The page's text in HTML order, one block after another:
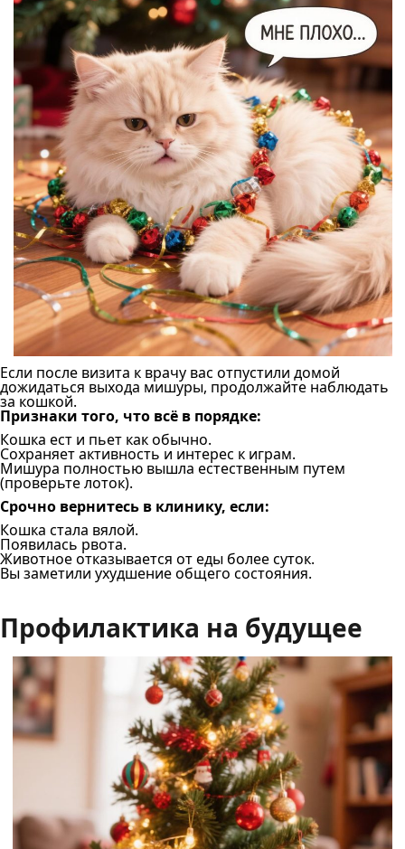
Если после визита к врачу вас отпустили домой
дожидаться выхода мишуры, продолжайте наблюдать
за кошкой.
Признаки того, что всё в порядке:
Кошка ест и пьет как обычно.
Сохраняет активность и интерес к играм.
Мишура полностью вышла естественным путем
(проверьте лоток).
Срочно вернитесь в клинику, если:
Кошка стала вялой.
Появилась рвота.
Животное отказывается от еды более суток.
Вы заметили ухудшение общего состояния.
Профилактика на будущее